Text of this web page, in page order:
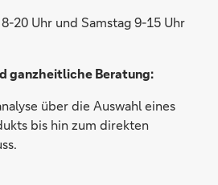
20 Uhr und Samstag 9-15 Uhr
ganzheitliche Beratung:
über die Auswahl eines
bis hin zum direkten